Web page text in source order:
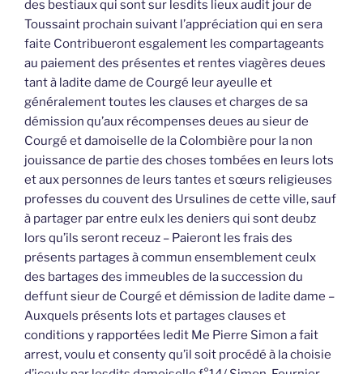
des bestiaux qui sont sur lesdits lieux audit jour de
Toussaint prochain suivant l’appréciation qui en sera
faite Contribueront esgalement les compartageants
au paiement des présentes et rentes viagères deues
tant à ladite dame de Courgé leur ayeulle et
généralement toutes les clauses et charges de sa
démission qu’aux récompenses deues au sieur de
Courgé et damoiselle de la Colombière pour la non
jouissance de partie des choses tombées en leurs lots
et aux personnes de leurs tantes et sœurs religieuses
professes du couvent des Ursulines de cette ville, sauf
à partager par entre eulx les deniers qui sont deubz
lors qu’ils seront receuz – Paieront les frais des
présents partages à commun ensemblement ceulx
des bartages des immeubles de la succession du
deffunt sieur de Courgé et démission de ladite dame –
Auxquels présents lots et partages clauses et
conditions y rapportées ledit Me Pierre Simon a fait
arrest, voulu et consenty qu’il soit procédé à la choisie